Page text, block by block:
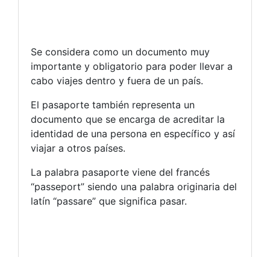
Se considera como un documento muy
importante y obligatorio para poder llevar a
cabo viajes dentro y fuera de un país.
El pasaporte también representa un
documento que se encarga de acreditar la
identidad de una persona en específico y así
viajar a otros países.
La palabra pasaporte viene del francés
“passeport” siendo una palabra originaria del
latín “passare” que significa pasar.